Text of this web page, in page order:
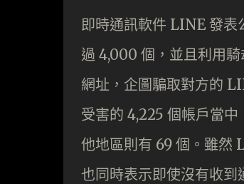
即時通訊軟件 LINE 發表
過 4,000 個，並且利用
網址，企圖騙取對方的
受害的 4,225 個帳戶當
他地區則有 69 個。雖然
也同時表示即使沒有收到